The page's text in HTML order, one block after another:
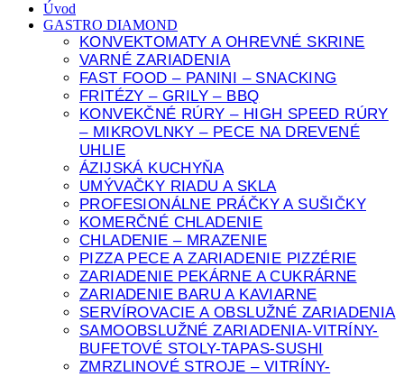
Úvod
GASTRO DIAMOND
KONVEKTOMATY A OHREVNÉ SKRINE
VARNÉ ZARIADENIA
FAST FOOD – PANINI – SNACKING
FRITÉZY – GRILY – BBQ
KONVEKČNÉ RÚRY – HIGH SPEED RÚRY
– MIKROVLNKY – PECE NA DREVENÉ
UHLIE
ÁZIJSKÁ KUCHYŇA
UMÝVAČKY RIADU A SKLA
PROFESIONÁLNE PRÁČKY A SUŠIČKY
KOMERČNÉ CHLADENIE
CHLADENIE – MRAZENIE
PIZZA PECE A ZARIADENIE PIZZÉRIE
ZARIADENIE PEKÁRNE A CUKRÁRNE
ZARIADENIE BARU A KAVIARNE
SERVÍROVACIE A OBSLUŽNÉ ZARIADENIA
SAMOOBSLUŽNÉ ZARIADENIA-VITRÍNY-
BUFETOVÉ STOLY-TAPAS-SUSHI
ZMRZLINOVÉ STROJE – VITRÍNY-